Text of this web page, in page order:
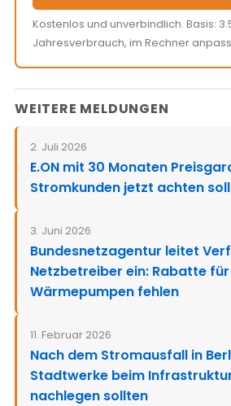
Kostenlos und unverbindlich. Basis:
Jahresverbrauch, im Rechner
WEITERE MELDUNGEN
2. Juli 2026
E.ON mit 30 Monaten
Stromkunden jetzt achten
3. Juni 2026
Bundesnetzagentur leitet
Netzbetreiber ein: Rabatte
Wärmepumpen fehlen
11. Februar 2026
Nach dem Stromausfall in
Stadtwerke beim
nachlegen sollten